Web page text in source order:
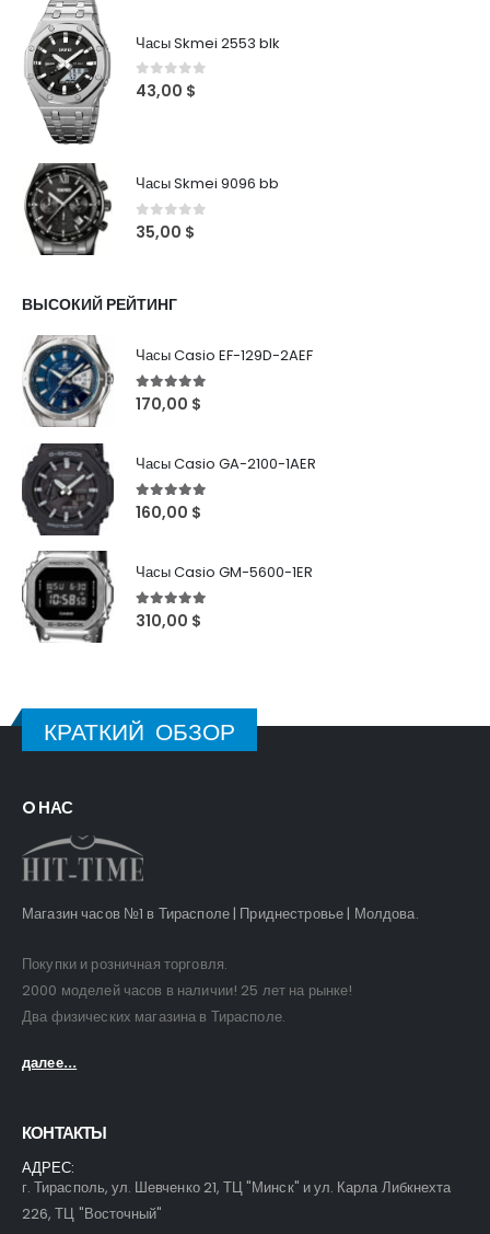
Часы Skmei 2553 blk
0 out of 5
43,00 $
Часы Skmei 9096 bb
0out of 5
35,00 $
ВЫСОКИЙ РЕЙТИНГ
Часы Casio EF-129D-2AEF
5out of 5
170,00 $
Часы Casio GA-2100-1AER
5out of 5
160,00 $
Часы Casio GM-5600-1ER
5out of 5
310,00 $
КРАТКИЙ ОБЗОР
O НАС
Магазин часов №1 в Тирасполе | Приднестровье | Молдова.
Покупки и розничная торговля.
2000 моделей часов в наличии! 25 лет на рынке!
Два физических магазина в Тирасполе.
далее...
КОНТАКТЫ
АДРЕС:
г. Тирасполь, ул. Шевченко 21, ТЦ "Минск" и ул. Карла Либкнехта
226, ТЦ "Восточный"